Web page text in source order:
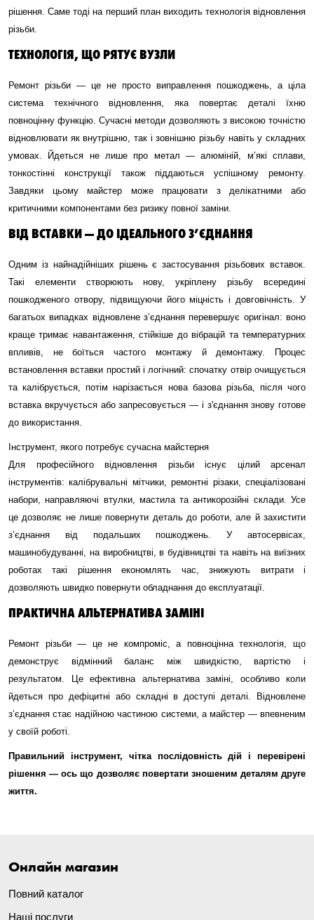
рішення. Саме тоді на перший план виходить технологія відновлення
різьби.
ТЕХНОЛОГІЯ, ЩО РЯТУЄ ВУЗЛИ
Ремонт різьби — це не просто виправлення пошкоджень, а ціла
система технічного відновлення, яка повертає деталі їхню
повноцінну функцію. Сучасні методи дозволяють з високою точністю
відновлювати як внутрішню, так і зовнішню різьбу навіть у складних
умовах. Йдеться не лише про метал — алюміній, м’які сплави,
тонкостінні конструкції також піддаються успішному ремонту.
Завдяки цьому майстер може працювати з делікатними або
критичними компонентами без ризику повної заміни.
ВІД ВСТАВКИ — ДО ІДЕАЛЬНОГО З’ЄДНАННЯ
Одним із найнадійніших рішень є застосування різьбових вставок.
Такі елементи створюють нову, укріплену різьбу всередині
пошкодженого отвору, підвищуючи його міцність і довговічність. У
багатьох випадках відновлене з’єднання перевершує оригінал: воно
краще тримає навантаження, стійкіше до вібрацій та температурних
впливів, не боїться частого монтажу й демонтажу. Процес
встановлення вставки простий і логічний: спочатку отвір очищується
та калібрується, потім нарізається нова базова різьба, після чого
вставка вкручується або запресовується — і з'єднання знову готове
до використання.
Інструмент, якого потребує сучасна майстерня
Для професійного відновлення різьби існує цілий арсенал
інструментів: калібрувальні мітчики, ремонтні різаки, спеціалізовані
набори, направляючі втулки, мастила та антикорозійні склади. Усе
це дозволяє не лише повернути деталь до роботи, але й захистити
з’єднання від подальших пошкоджень. У автосервісах,
машинобудуванні, на виробництві, в будівництві та навіть на виїзних
роботах такі рішення економлять час, знижують витрати і
дозволяють швидко повернути обладнання до експлуатації.
ПРАКТИЧНА АЛЬТЕРНАТИВА ЗАМІНІ
Ремонт різьби — це не компроміс, а повноцінна технологія, що
демонструє відмінний баланс між швидкістю, вартістю і
результатом. Це ефективна альтернатива заміні, особливо коли
йдеться про дефіцитні або складні в доступі деталі. Відновлене
з’єднання стає надійною частиною системи, а майстер — впевненим
у своїй роботі.
Правильний інструмент, чітка послідовність дій і перевірені
рішення — ось що дозволяє повертати зношеним деталям друге
життя.
Онлайн магазин
Повний каталог
Наші послуги